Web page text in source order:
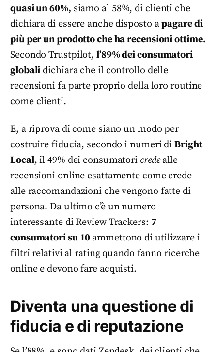
quasi un 60%, siamo al 58%, di clienti che
dichiara di essere anche disposto apagare di
più per un prodotto che ha recensioni ottime.
Secondo Trustpilot, l’89% dei consumatori
globali dichiara che il controllo delle
recensioni fa parte proprio della loro routine
come clienti.
E, a riprova di come siano un modo per
costruire fiducia, secondo i numeri diBright
Local, il 49% dei consumatori credealle
recensioni online esattamente come crede
alle raccomandazioni che vengono fatte di
persona. Da ultimo c’è un numero
interessante di Review Trackers: 7
consumatori su 10 ammettono di utilizzare i
filtri relativi al rating quando fanno ricerche
online e devono fare acquisti.
Diventa una questione di
fiducia e di reputazione